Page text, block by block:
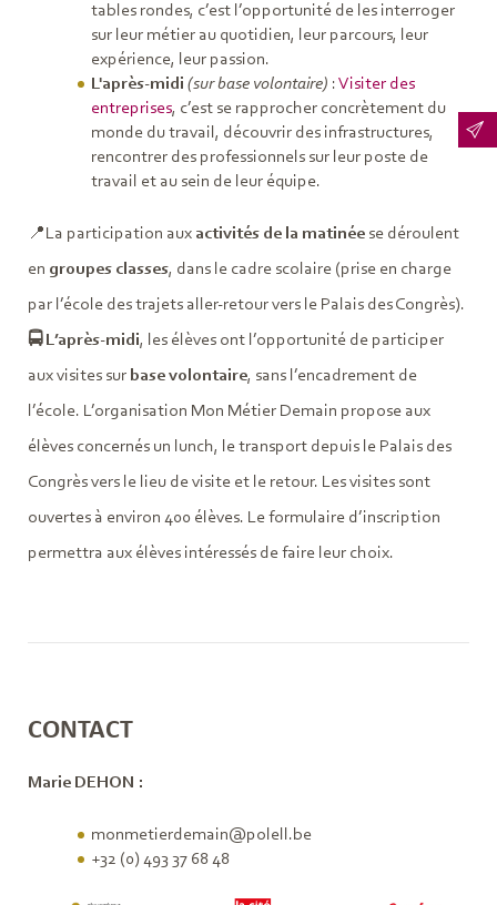
tables rondes, c’est l’opportunité de les interroger
sur leur métier au quotidien, leur parcours, leur
expérience, leur passion.
L'après-midi (sur base volontaire) :Visiter des
entreprises, c’est se rapprocher concrètement du
monde du travail, découvrir des infrastructures,
rencontrer des professionnels sur leur poste de
travail et au sein de leur équipe.
📍La participation aux activités de la matinée se déroulent
en groupes classes, dans le cadre scolaire (prise en charge
par l’école des trajets aller-retour vers le Palais des Congrès).
🚍 L’après-midi, les élèves ont l’opportunité de participer
aux visites sur base volontaire, sans l’encadrement de
l’école. L’organisation Mon Métier Demain propose aux
élèves concernés un lunch, le transport depuis le Palais des
Congrès vers le lieu de visite et le retour. Les visites sont
ouvertes à environ 400 élèves. Le formulaire d’inscription
permettra aux élèves intéressés de faire leur choix.
CONTACT
Marie DEHON :
monmetierdemain@polell.be
+32 (0) 493 37 68 48